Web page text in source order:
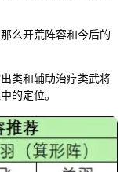
么开荒阵容和今后的
类和辅助治疗类武将
的定位。